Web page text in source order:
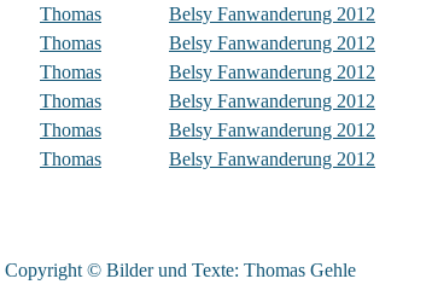
Thomas Belsy Fanwanderung 2012
Thomas Belsy Fanwanderung 2012
Thomas Belsy Fanwanderung 2012
Thomas Belsy Fanwanderung 2012
Thomas Belsy Fanwanderung 2012
Thomas Belsy Fanwanderung 2012
Copyright © Bilder und Texte: Thomas Gehle